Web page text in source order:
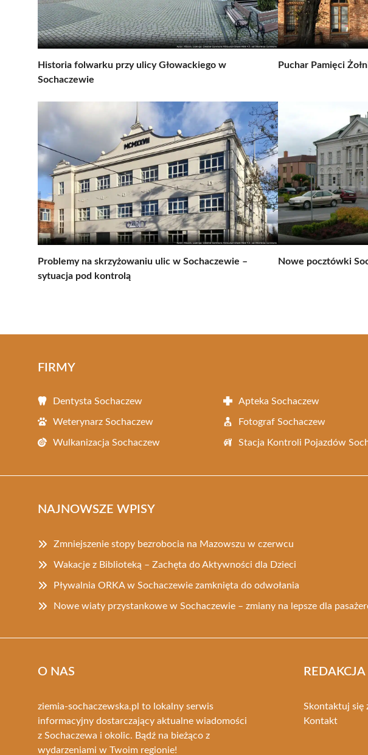
Historia folwarku przy ulicy Głowackiego w
Sochaczewie
Puchar Pamięci
Problemy na skrzyżowaniu ulic w Sochaczewie –
sytuacja pod kontrolą
Nowe pocztówki
FIRMY
Dentysta Sochaczew Apteka Sochaczew
Weterynarz Sochaczew Fotograf Sochaczew
Wulkanizacja Sochaczew Stacja Kontroli Pojazdów
NAJNOWSZE WPISY
Zmniejszenie stopy bezrobocia na Mazowszu w czerwcu
Wakacje z Biblioteką – Zachęta do Aktywności dla Dzieci
Pływalnia ORKA w Sochaczewie zamknięta do odwołania
Nowe wiaty przystankowe w Sochaczewie – zmiany na lepsze dla
O NAS
ziemia-sochaczewska.pl to lokalny serwis
informacyjny dostarczający aktualne wiadomości
z Sochaczewa i okolic. Bądź na bieżąco z
wydarzeniami w Twoim regionie!
REDAKCJA
Skontaktuj się
Kontakt